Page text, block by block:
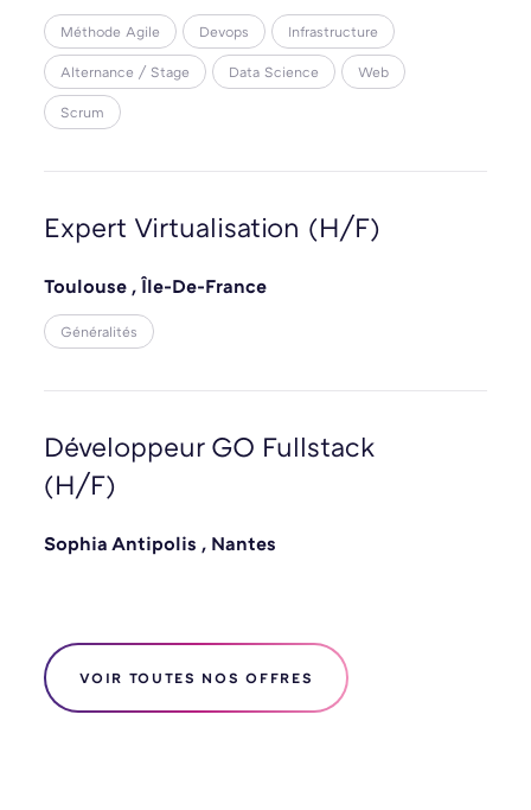
Méthode Agile Devops Infrastructure
Alternance / Stage Data Science Web
Scrum
Expert Virtualisation (H/F)
Toulouse ,Île-De-France
Généralités
Développeur GO Fullstack
(H/F)
Sophia Antipolis , Nantes
VOIR TOUTES NOS OFFRES